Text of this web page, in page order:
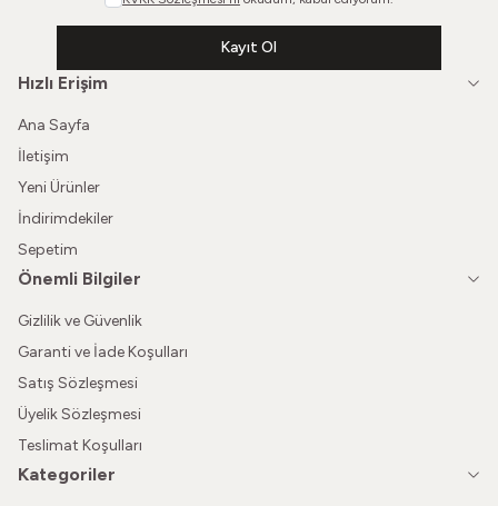
Kayıt Ol
Hızlı Erişim
Ana Sayfa
İletişim
Yeni Ürünler
İndirimdekiler
Sepetim
Önemli Bilgiler
Gizlilik ve Güvenlik
Garanti ve İade Koşulları
Satış Sözleşmesi
Üyelik Sözleşmesi
Teslimat Koşulları
Kategoriler